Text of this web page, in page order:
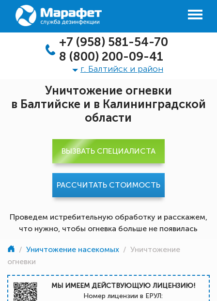
+7 (958) 581-54-70
8 (800) 200-09-41
г. Балтийск и район
Уничтожение огневки
в Балтийске и в Калининградской
области
Проведем истребительную обработку и расскажем,
что нужно, чтобы огневка больше не появилась
ВЫЗВАТЬ СПЕЦИАЛИСТА
РАССЧИТАТЬ СТОИМОСТЬ
/ Уничтожение насекомых / Уничтожение
огневки
МЫ ИМЕЕМ ДЕЙСТВУЮЩУЮ ЛИЦЕНЗИЮ!
Номер лицензии в ЕРУЛ: